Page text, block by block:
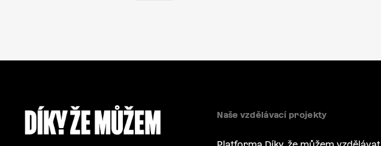
Naše vzdělávací projekty